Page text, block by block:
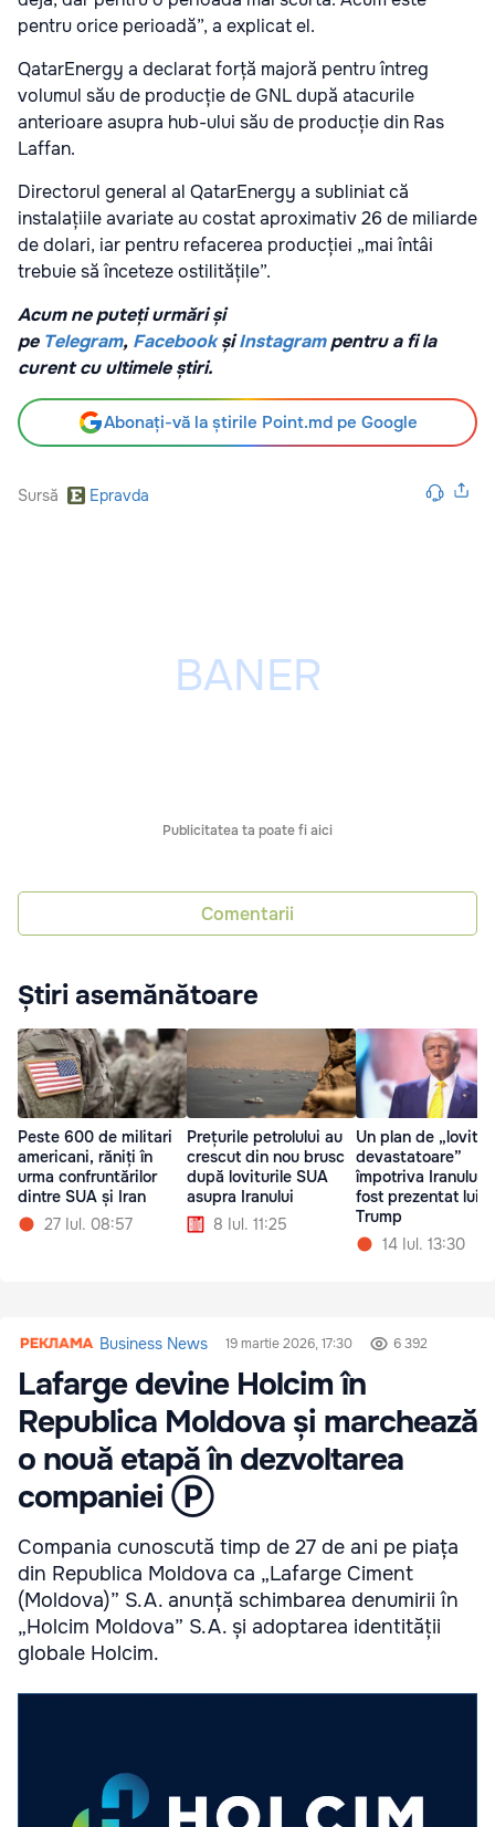
pentru orice perioadă”, a explicat el.
QatarEnergy a declarat forță majoră pentru întreg
volumul său de producție de GNL după atacurile
anterioare asupra hub-ului său de producție din Ras
Laffan.
Directorul general al QatarEnergy a subliniat că
instalațiile avariate au costat aproximativ 26 de miliarde
de dolari, iar pentru refacerea producției „mai întâi
trebuie să înceteze ostilitățile”.
Acum ne puteți urmări și
pe Telegram, Facebook șiInstagrampentru a fi la
curent cu ultimele știri.
Abonați-vă la știrile Point.md pe Google
Sursă Epravda
Publicitatea ta poate fi aici
Comentarii
Știri asemănătoare
Peste 600 de militari
americani, răniți în
urma confruntărilor
dintre SUA și Iran
27 Iul. 08:57
Prețurile petrolului au
crescut din nou brusc
după loviturile SUA
asupra Iranului
8 Iul. 11:25
Un plan de
devastatoare”
împotriva Iranului
fost prezentat lui
Trump
14 Iul. 13:30
Business News 19 martie 2026, 17:30 6 392
Lafarge devine Holcim în
Republica Moldova și marchează
o nouă etapă în dezvoltarea
companiei Ⓟ
Compania cunoscută timp de 27 de ani pe piața
din Republica Moldova ca „Lafarge Ciment
(Moldova)” S.A. anunță schimbarea denumirii în
„Holcim Moldova” S.A. și adoptarea identității
globale Holcim.